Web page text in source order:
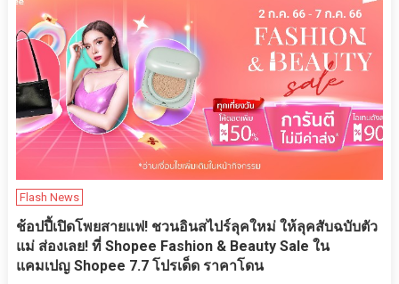
Flash News
ช้อปปี้เปิดโพยสายแฟ! ชวนอินสไปร์ลุคใหม่ ให้ลุคสับฉบับตัว
แม่ ส่องเลย! ที่ Shopee Fashion & Beauty Sale ใน
แคมเปญ Shopee 7.7 โปรเด็ด ราคาโดน